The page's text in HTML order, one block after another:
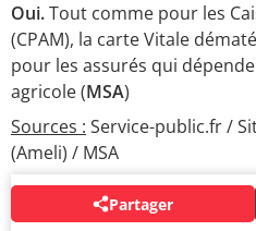
Oui.Tout comme pour les
(CPAM), la carte Vitale
pour les assurés qui
agricole (MSA)
Sources : Service-public.fr /
(Ameli) / MSA
Partager
AUTOUR DU MÊME SUJET